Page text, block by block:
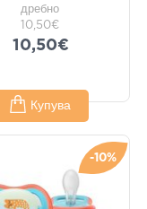
дребно
10,50€
10,50€
Купува
-10%